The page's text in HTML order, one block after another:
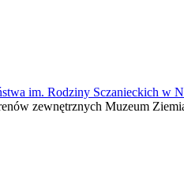
im. Rodziny Sczanieckich w
zewnętrznych Muzeum